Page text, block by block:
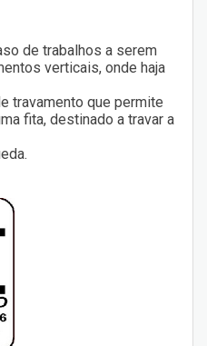
de trabalhos a serem
verticais, onde haja
travamento que permite
fita, destinado a travar a